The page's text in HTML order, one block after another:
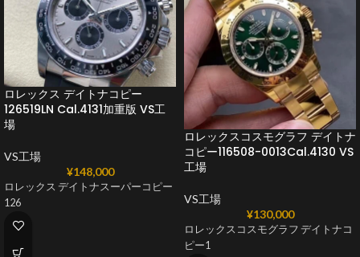
ロレックス デイトナコピー
126519LN Cal.4131加重版 VS工
場
VS工場
¥148,000
ロレックス デイトナスーパーコピー
126
ロレックスコスモグラフ デイトナ
コピー116508-0013Cal.4130 VS
工場
VS工場
¥130,000
ロレックスコスモグラフ デイトナコ
ピー1